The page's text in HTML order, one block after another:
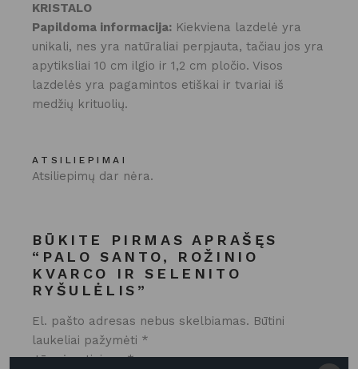
KRISTALO
Papildoma informacija: Kiekviena lazdelė yra
unikali, nes yra natūraliai perpjauta, tačiau jos yra
apytiksliai 10 cm ilgio ir 1,2 cm pločio. Visos
lazdelės yra pagamintos etiškai ir tvariai iš
medžių krituolių.
ATSILIEPIMAI
Atsiliepimų dar nėra.
BŪKITE PIRMAS APRAŠĘS
“PALO SANTO, ROŽINIO
KVARCO IR SELENITO
RYŠULĖLIS”
El. pašto adresas nebus skelbiamas. Būtini
laukeliai pažymėti *
Jūsų įvertinimas*